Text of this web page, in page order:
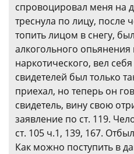
спровоцировал меня на
треснула по лицу, после
топить лицом в снегу,
алкогольного
наркотического, вел
свидетелей был только
приехал, но теперь он
свидетель, вину свою
заявление по ст. 119.
ст. 105 ч.1, 139, 167.
Как можно поступить в